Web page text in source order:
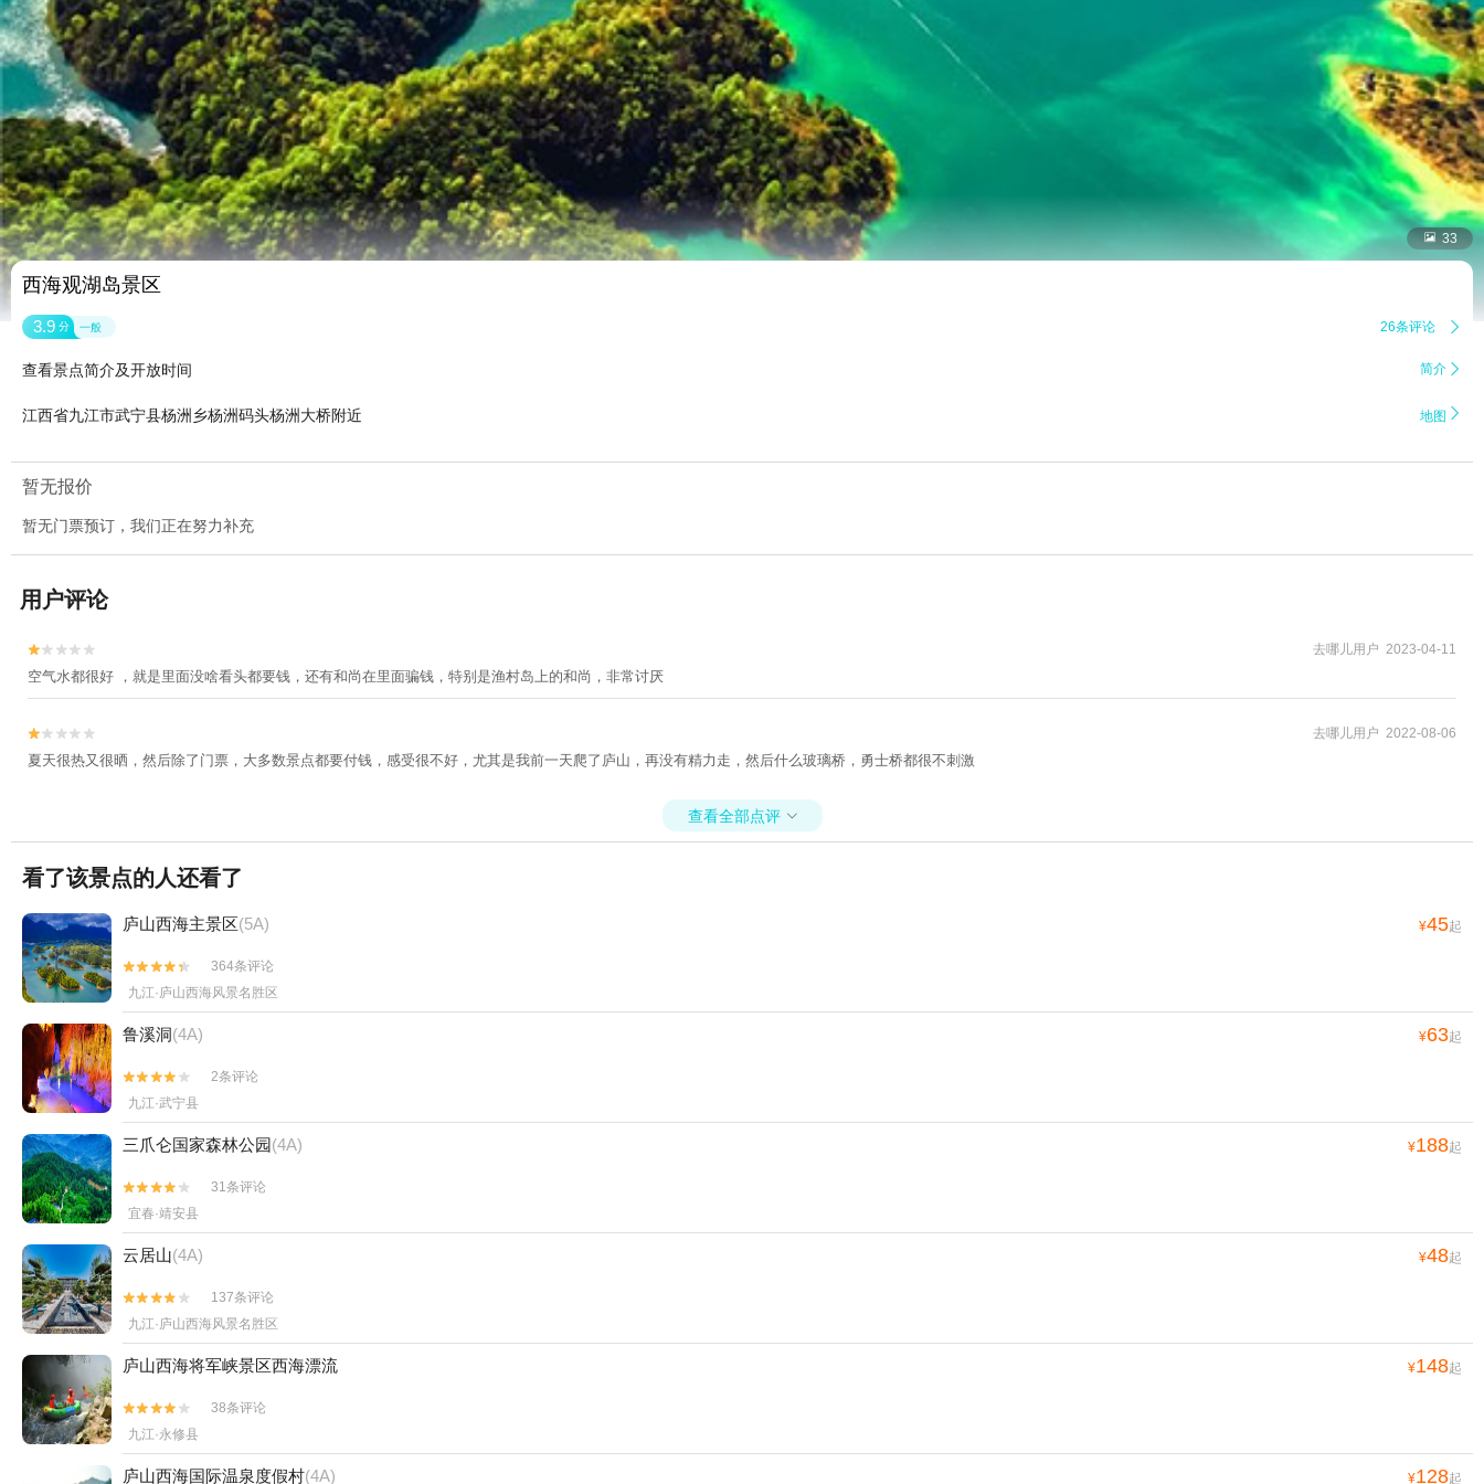
 33
西海观湖岛景区
3.9 分 一般 26条评论 
查看景点简介及开放时间 简介 
江西省九江市武宁县杨洲乡杨洲码头杨洲大桥附近 地图 
暂无报价
暂无门票预订，我们正在努力补充
用户评论

 去哪儿用户 2023-04-11
空气水都很好 ，就是里面没啥看头都要钱，还有和尚在里面骗钱，特别是渔村岛上的和尚，非常讨厌

 去哪儿用户 2022-08-06
夏天很热又很晒，然后除了门票，大多数景点都要付钱，感受很不好，尤其是我前一天爬了庐山，再没有精力走，然后什么玻璃桥，勇士桥都很不刺激
查看全部点评 
看了该景点的人还看了
庐山西海主景区(5A) ¥45起


364条评论
九江·庐山西海风景名胜区
鲁溪洞(4A) ¥63起


2条评论
九江·武宁县
三爪仑国家森林公园(4A) ¥188起


31条评论
宜春·靖安县
云居山(4A) ¥48起


137条评论
九江·庐山西海风景名胜区
庐山西海将军峡景区西海漂流 ¥148起


38条评论
九江·永修县
庐山西海国际温泉度假村(4A) ¥128起